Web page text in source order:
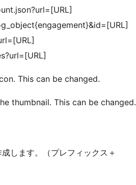
This can be changed.
thumbnail. This can be changed.
します。（プレフィックス＋